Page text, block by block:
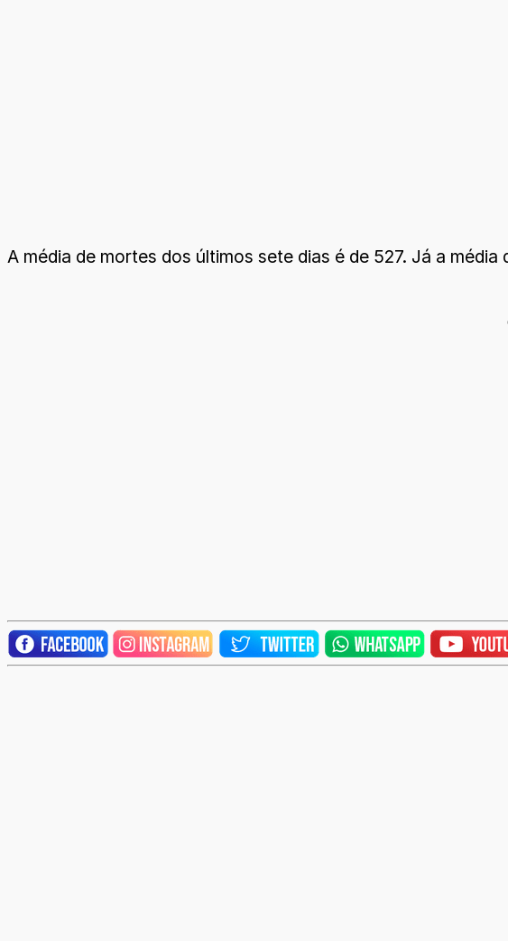
A média de mortes dos últimos sete dias é de 527. Já a média